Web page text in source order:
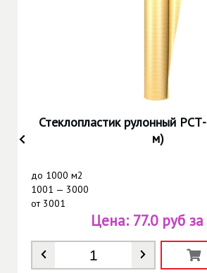
Стеклопластик рулонный
м)
до 1000 м2
1001 — 3000
от3001
Количество *
Цена: 77.0 руб